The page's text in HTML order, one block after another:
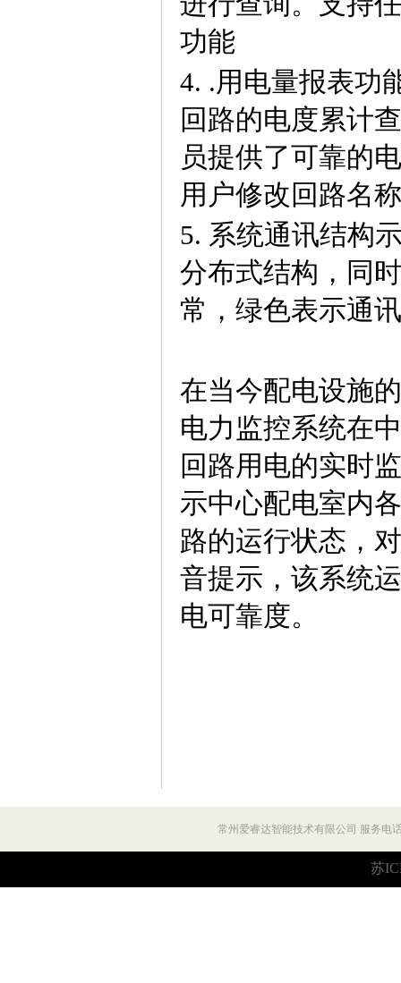
功能
4. .用电量报表功
回路的电度累计
员提供了可靠的
用户修改回路名
5. 系统通讯结构
分布式结构，同
常，绿色表示通
在当今配电设施
电力监控系统在
回路用电的实时
示中心配电室内各
路的运行状态，
音提示，该系统
电可靠度。
常州爱睿达智能技术有限公司 服务电
苏